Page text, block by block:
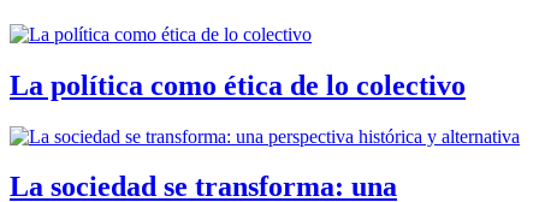
La política como ética de lo colectivo
La sociedad se transforma: una